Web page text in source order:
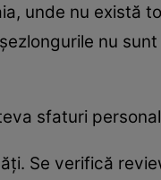
unde nu există
nu
sfaturi
Se verifică